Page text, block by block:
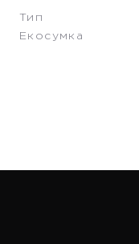
Тип
Екосумка